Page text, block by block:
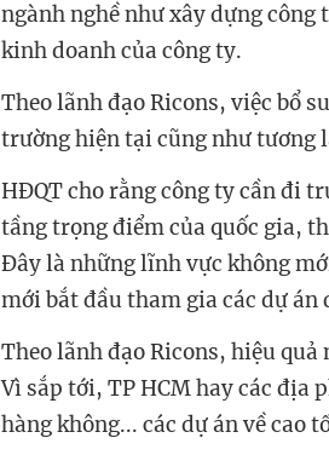
ngành nghề như xây dựng
kinh doanh của công ty.
Theo lãnh đạo Ricons, việc bổ
trường hiện tại cũng như tương
HĐQT cho rằngcông tycần đi
tầng trọng điểm của quốc gia,
Đây là những lĩnh vực không
mới bắt đầu tham gia các dự án
Theo lãnh đạo Ricons, hiệu quả
Vì sắp tới, TP HCM hay các địa
hàng không... các dự án về cao